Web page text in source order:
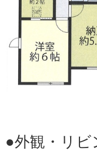
●外観・リ